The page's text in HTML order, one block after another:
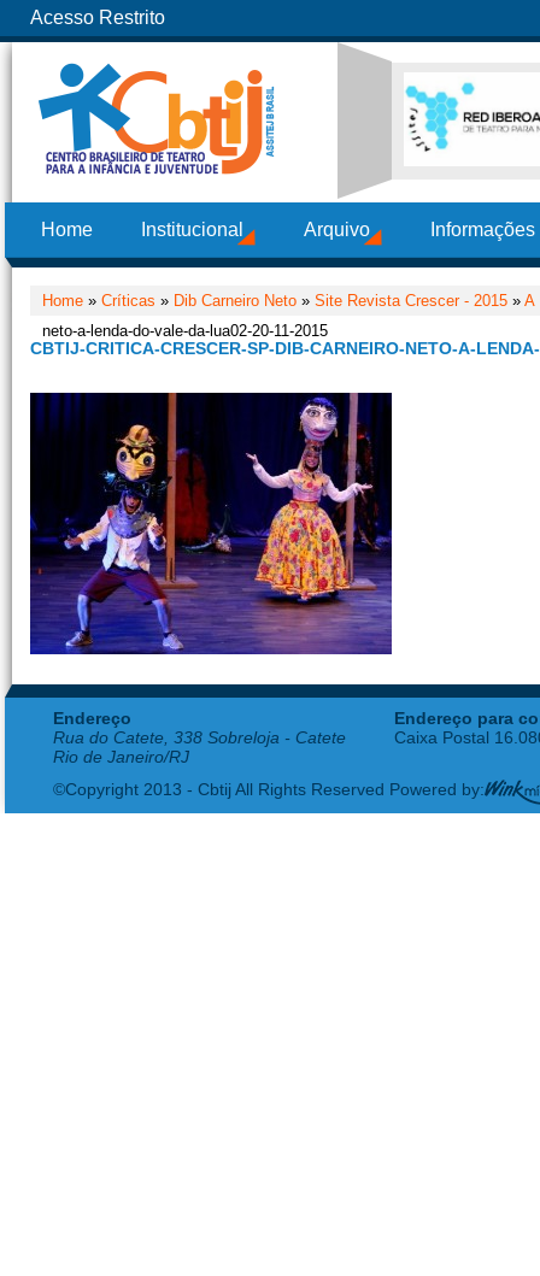
Acesso Restrito
Home Institucional Arquivo
Home » Críticas » Dib Carneiro Neto » Site Revista Crescer - 2015 » A
neto-a-lenda-do-vale-da-lua02-20-11-2015
CBTIJ-CRITICA-CRESCER-SP-DIB-CARNEIRO-NETO-A-
Endereço
Rua do Catete, 338 Sobreloja - Catete
Rio de Janeiro/RJ
Endereço para
Caixa Postal
©Copyright 2013 - Cbtij All Rights Reserved Powered by: